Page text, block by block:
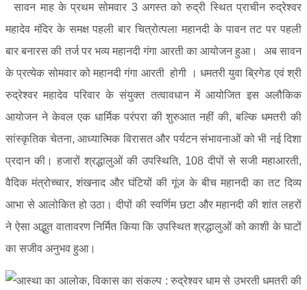
सावन माह के प्रथम सोमवार 3 अगस्त को रुद्री स्थित प्राचीन रुद्रेश्वर
महादेव मंदिर के समक्ष पहली बार चित्रोत्पला महानदी के पावन तट पर पहली
बार बनारस की तर्ज पर भव्य महानदी गंगा आरती का आयोजन हुआ। अब सावन
के प्रत्येक सोमवार को महानदी गंगा आरती होगी । धमतरी युवा ब्रिगेड एवं श्री
रुद्रेश्वर महादेव परिवार के संयुक्त तत्वावधान में आयोजित इस अलौकिक
आयोजन ने केवल एक धार्मिक परंपरा की शुरुआत नहीं की, बल्कि धमतरी की
सांस्कृतिक चेतना, आध्यात्मिक विरासत और पर्यटन संभावनाओं को भी नई दिशा
प्रदान की। हजारों श्रद्धालुओं की उपस्थिति, 108 दीपों से सजी महाआरती,
वैदिक मंत्रोच्चार, शंखनाद और घंटियों की गूंज के बीच महानदी का तट दिव्य
आभा से आलोकित हो उठा। दीपों की स्वर्णिम छटा और महानदी की शांत लहरों
ने ऐसा अद्भुत वातावरण निर्मित किया कि उपस्थित श्रद्धालुओं को काशी के घाटों
का सजीव अनुभव हुआ।